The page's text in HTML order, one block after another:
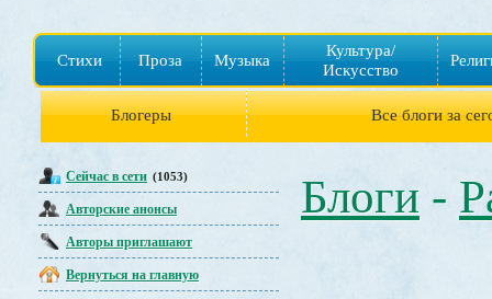
Стихи Проза Музыка
Культура/
Искусство
Блогеры Все блоги за
Сейчас в сети (1053)
Авторские анонсы
Авторы приглашают
Вернуться на главную
Блоги -